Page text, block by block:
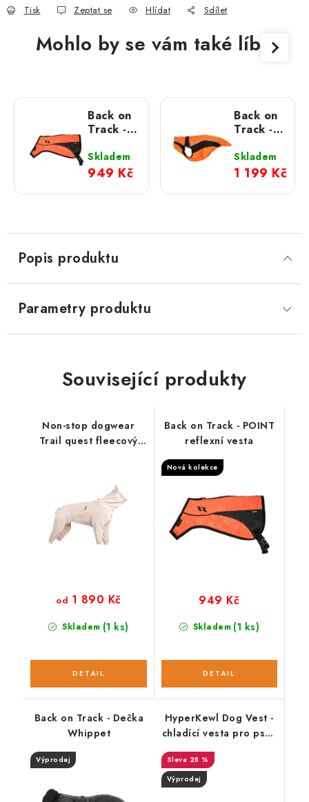
Tisk Zeptat se Hlídat Sdílet
Mohlo by se vám také líbit
Back on
Track -
reflexní
vesta
Skladem
949 Kč
Back on
Track -
vesta
Eddie
Skladem
1 199 Kč
Popis produktu
Parametry produktu
Související produkty
Non-stop dogwear
Trail quest fleecový
Skladem (1 ks)
od 1 890 Kč
Back on Track - POINT
reflexní vesta
Nová kolekce
Skladem (1 ks)
949 Kč
Back on Track - Dečka
Whippet
Výprodej
HyperKewl Dog Vest -
chladící vesta pro psy -
28 %
Výprodej